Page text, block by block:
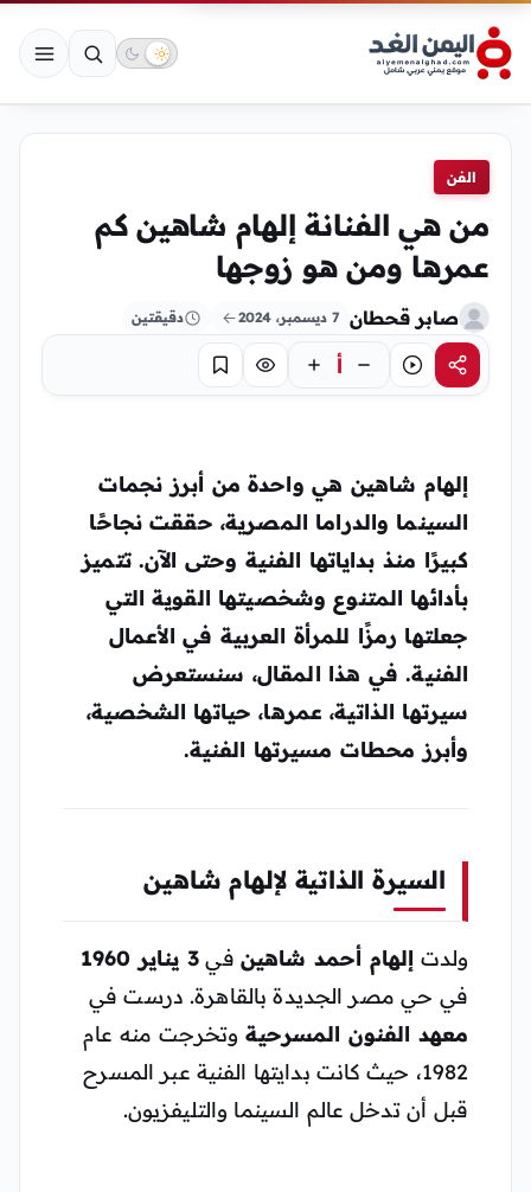
الفن
من هي الفنانة إلهام شاهين كم
عمرها ومن هو زوجها
صابر قحطان 7 ديسمبر، 2024 دقيقتين
مشاركةاستماع أ تركيز حفظ
إلهام شاهين هي واحدة من أبرز نجمات
السينما والدراما المصرية، حققت نجاحًا
كبيرًا منذ بداياتها الفنية وحتى الآن. تتميز
بأدائها المتنوع وشخصيتها القوية التي
جعلتها رمزًا للمرأة العربية في الأعمال
الفنية. في هذا المقال، سنستعرض
سيرتها الذاتية، عمرها، حياتها الشخصية،
وأبرز محطات مسيرتها الفنية.
السيرة الذاتية لإلهام شاهين
ولدت إلهام أحمد شاهينفي 3 يناير 1960
في حي مصر الجديدة بالقاهرة. درست في
معهد الفنون المسرحية وتخرجت منه عام
1982، حيث كانت بدايتها الفنية عبر المسرح
قبل أن تدخل عالم السينما والتليفزيون.